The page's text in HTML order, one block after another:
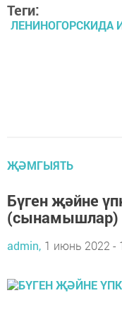
Теги:
ЛЕНИНОГОРСКИДА
ҖӘМГЫЯТЬ
Бүген җәйне
(сынамышлар)
admin, 1 июнь 2022 -